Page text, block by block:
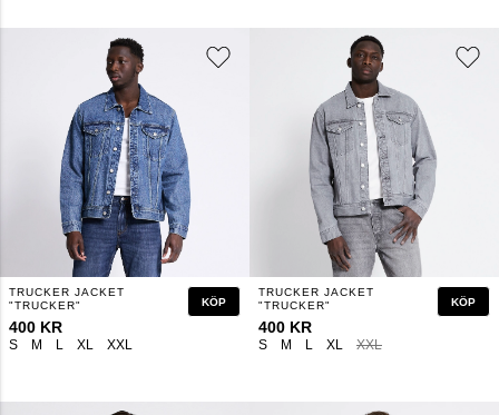
S M L XL XXL
TRUCKER JACKET
"TRUCKER"
400 KR
KÖP
S M L XL XXL
TRUCKER JACKET
"TRUCKER"
400 KR
KÖP